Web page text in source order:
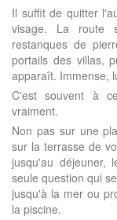
Il suffit de quitter
visage. La route
restanques de
portails des villas,
apparaît. Immense,
C'est souvent à
vraiment.
Non pas sur une
sur la terrasse de
jusqu'au déjeuner,
seule question qui
jusqu'à la mer ou
la piscine.